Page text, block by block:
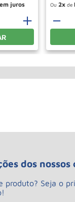
＋
Ou 2 de
－
dos nossos
produto? Seja o